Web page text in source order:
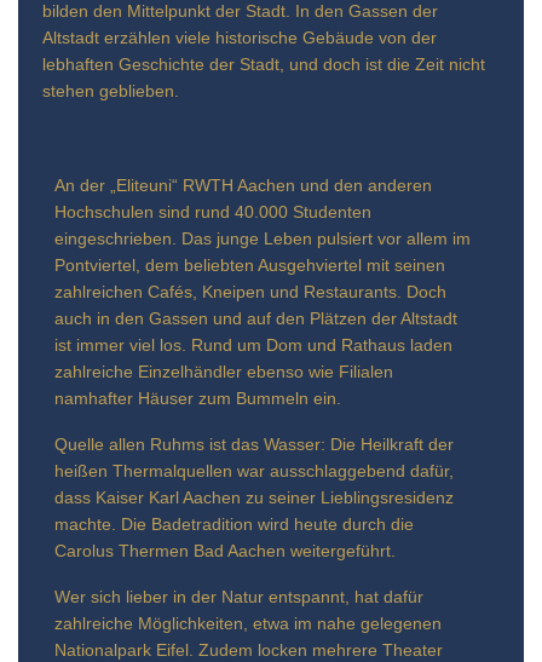
bilden den Mittelpunkt der Stadt. In den Gassen der
Altstadt erzählen viele historische Gebäude von der
lebhaften Geschichte der Stadt, und doch ist die Zeit nicht
stehen geblieben.
An der „Eliteuni“ RWTH Aachen und den anderen
Hochschulen sind rund 40.000 Studenten
eingeschrieben. Das junge Leben pulsiert vor allem im
Pontviertel, dem beliebten Ausgehviertel mit seinen
zahlreichen Cafés, Kneipen und Restaurants. Doch
auch in den Gassen und auf den Plätzen der Altstadt
ist immer viel los. Rund um Dom und Rathaus laden
zahlreiche Einzelhändler ebenso wie Filialen
namhafter Häuser zum Bummeln ein.
Quelle allen Ruhms ist das Wasser: Die Heilkraft der
heißen Thermalquellen war ausschlaggebend dafür,
dass Kaiser Karl Aachen zu seiner Lieblingsresidenz
machte. Die Badetradition wird heute durch die
Carolus Thermen Bad Aachen weitergeführt.
Wer sich lieber in der Natur entspannt, hat dafür
zahlreiche Möglichkeiten, etwa im nahe gelegenen
Nationalpark Eifel. Zudem locken mehrere Theater